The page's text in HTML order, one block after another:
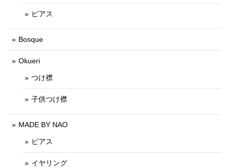
ピアス
Bosque
Okueri
つけ襟
子供つけ襟
MADE BY NAO
ピアス
イヤリング